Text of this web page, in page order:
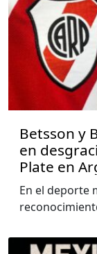
Betsson y
en
Plate en
En el deporte